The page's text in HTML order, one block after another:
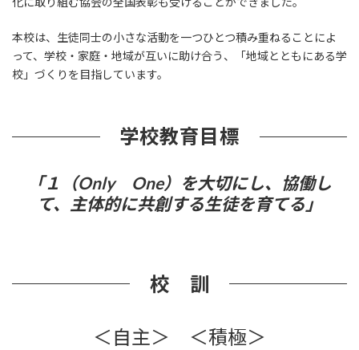
本校は、生徒同士の小さな活動を一つひとつ積み重ねることによ
って、学校・家庭・地域が互いに助け合う、「地域とともにある学
校」づくりを目指しています。
学校教育目標
「１（Only One）を大切にし、協働し
て、主体的に共創する生徒を育てる」
校 訓
＜自主＞ ＜積極＞